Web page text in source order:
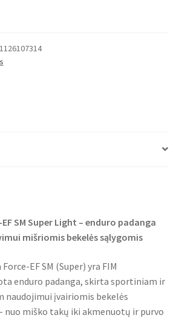
SM Super Light – enduro padanga
mišriomis bekelės sąlygomis
EF SM (Super) yra FIM
enduro padanga, skirta sportiniam ir
naudojimui įvairiomis bekelės
nuo miško takų iki akmenuotų ir purvo